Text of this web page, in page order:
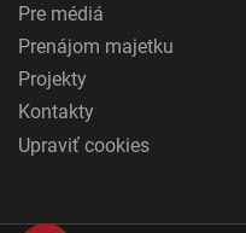
Pre médiá
Prenájom majetku
Projekty
Kontakty
Upraviť cookies